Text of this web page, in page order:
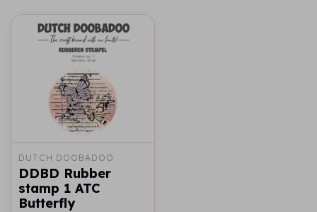
DUTCH DOOBADOO
DDBD Rubber
stamp 1 ATC
Butterfly